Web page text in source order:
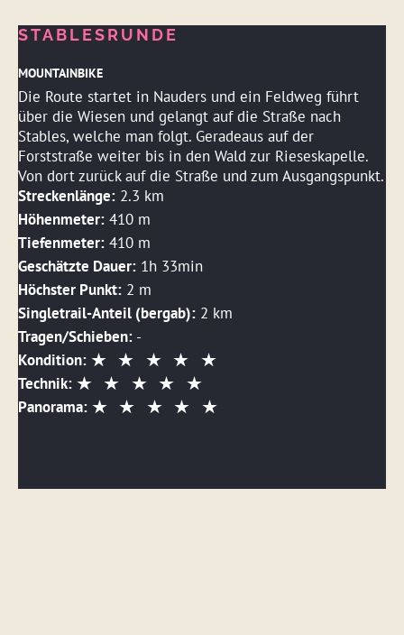
STABLESRUNDE
MOUNTAINBIKE
Die Route startet in Nauders und ein Feldweg führt
über die Wiesen und gelangt auf die Straße nach
Stables, welche man folgt. Geradeaus auf der
Forststraße weiter bis in den Wald zur Rieseskapelle.
Von dort zurück auf die Straße und zum Ausgangspunkt.
Streckenlänge: 2.3 km
Höhenmeter: 410 m
Tiefenmeter: 410 m
Geschätzte Dauer: 1h 33min
Höchster Punkt: 2 m
Singletrail-Anteil (bergab): 2 km
Tragen/Schieben: -
Kondition:
Technik:
Panorama: